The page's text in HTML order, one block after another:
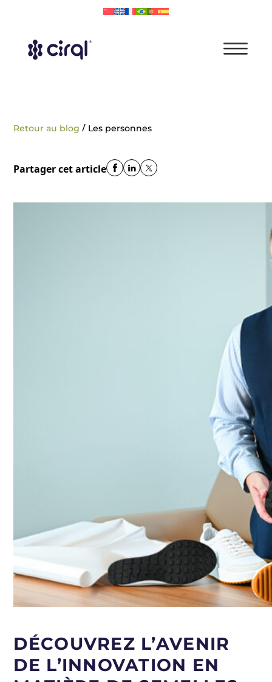
Retour au blog / Les personnes
Partager cet article
DÉCOUVREZ L’AVENIR
DE L’INNOVATION EN